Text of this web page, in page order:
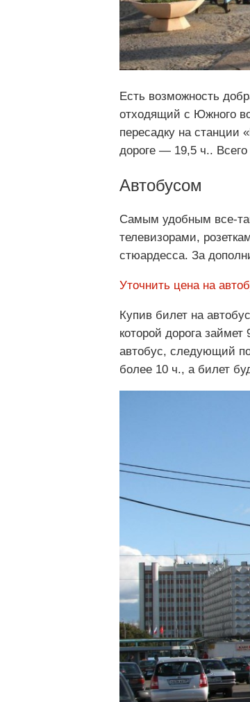
Есть возможность
отходящий с Южного
пересадку на станции
дороге — 19,5 ч..
Автобусом
Самым удобным все-
телевизорами,
стюардесса. За
Уточнить цена на
Купив билет на
которой дорога
автобус, следующий
более 10 ч., а билет